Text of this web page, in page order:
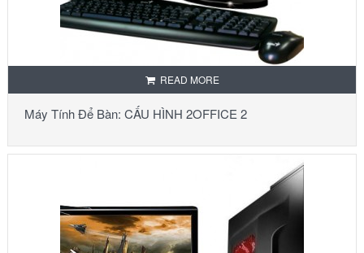
READ MORE
Máy Tính Để Bàn: CẤU HÌNH 2OFFICE 2